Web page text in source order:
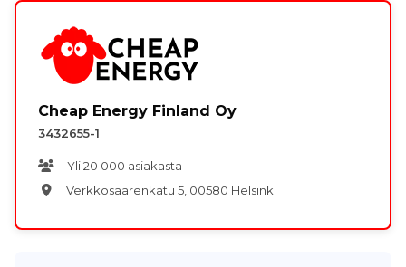
Cheap Energy Finland Oy
3432655-1
Yli 20 000 asiakasta
Verkkosaarenkatu 5, 00580 Helsinki